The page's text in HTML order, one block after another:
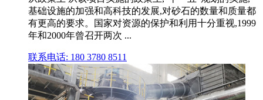
基础设施的加强和高科技的发展,对砂石的数量和质量都
有更高的要求。国家对资源的保护和利用十分重视,1999
年和2000年曾召开两次 ...
联系电话: 180 3780 8511